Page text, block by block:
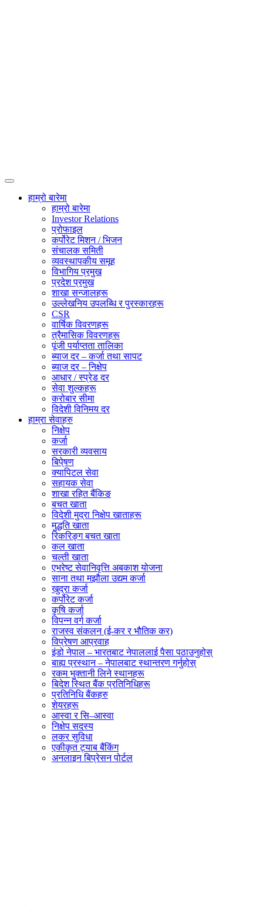
हाम्रो बारेमा
हाम्रो बारेमा
Investor Relations
प्रोफाइल
कर्पोरेट मिशन / भिजन
संचालक समिती
व्यवस्थापकीय समूह
विभागिय प्रमुख
प्रदेश प्रमुख
शाखा सन्जालहरू
उल्लेखनिय उपलब्धि र पुरस्कारहरू
CSR
वार्षिक विवरणहरू
त्रैमासिक विवरणहरू
पूंजी पर्याप्तता तालिका
ब्याज दर – कर्जा तथा सापट
ब्याज दर – निक्षेप
आधार / स्प्रेड दर
सेवा शुल्कहरू
करोबार सीमा
विदेशी विनिमय दर
हाम्रा सेवाहरु
निक्षेप
कर्जा
सरकारी व्यवसाय
बिपे्षण
क्यापिटल सेवा
सहायक सेवा
शाखा रहित बैंकिङ
बचत खाता
विदेशी मुद्रा निक्षेप खाताहरू
मुद्धति खाता
रिकरिङ्ग बचत खाता
कल खाता
चल्ती खाता
एभरेष्ट सेवानिवृत्ति अबकाश योजना
साना तथा मझौला उद्यम कर्जा
खुद्रा कर्जा
कर्पोरेट कर्जा
कृषि कर्जा
विपन्न वर्ग कर्जा
राजस्व संकलन (ई-कर र भौतिक कर)
विप्रेषण आप्रवाह
इंडो नेपाल – भारतबाट नेपाललाई पैसा पठाउनुहोस्
बाह्य प्रस्थान – नेपालबाट स्थान्तरण गर्नुहोस्
रकम भुक्तानी लिने स्थानहरू
बिदेश स्थित बैंक प्रतिनिधिहरू
प्रतिनिधि बैंकहरु
शेयरहरू
आस्वा र सि–आस्वा
निक्षेप सदस्य
लकर सुविधा
एकीकृत ट्याब बैंकिंग
अनलाइन बिप्रेसन पोर्टल